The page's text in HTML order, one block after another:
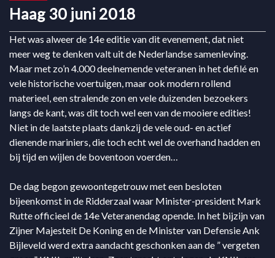
Haag 30 juni 2018
Het was alweer de 14e editie van dit evenement, dat niet
meer weg te denken valt uit de Nederlandse samenleving.
Maar met zo’n 4.000 deelnemende veteranen in het defilé en
vele historische voertuigen, maar ook modern rollend
materieel, een stralende zon en vele duizenden bezoekers
langs de kant, was dit toch wel een van de mooiere edities!
Niet in de laatste plaats dankzij de vele oud- en actief
dienende mariniers, die toch echt wel de overhand hadden en
bij tijd en wijlen de boventoon voerden…
De dag begon gewoontegetrouw met een besloten
bijeenkomst in de Ridderzaal waar Minister-president Mark
Rutte officieel de 14e Veteranendag opende. In het bijzijn van
Zijner Majesteit De Koning en de Minister van Defensie Ank
Bijleveld werd extra aandacht geschonken aan de ” vergeten